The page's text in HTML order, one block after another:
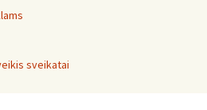
sveikatai